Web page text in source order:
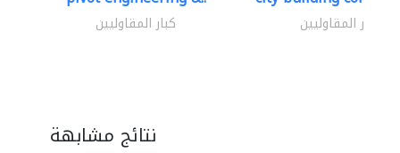
كبار المقاوليين كبار المقاوليين
نتائج مشابهة